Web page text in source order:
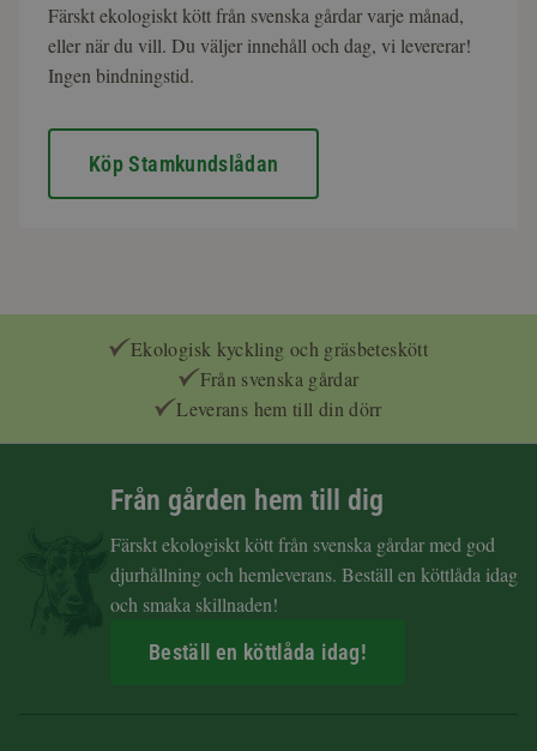
Färskt ekologiskt kött från svenska gårdar varje månad,
eller när du vill. Du väljer innehåll och dag, vi levererar!
Ingen bindningstid.
Köp Stamkundslådan
Ekologisk kyckling och gräsbeteskött
Från svenska gårdar
Leverans hem till din dörr
Från gården hem till dig
Färskt ekologiskt kött från svenska gårdar med god
djurhållning och hemleverans. Beställ en köttlåda idag
och smaka skillnaden!
Beställ en köttlåda idag!